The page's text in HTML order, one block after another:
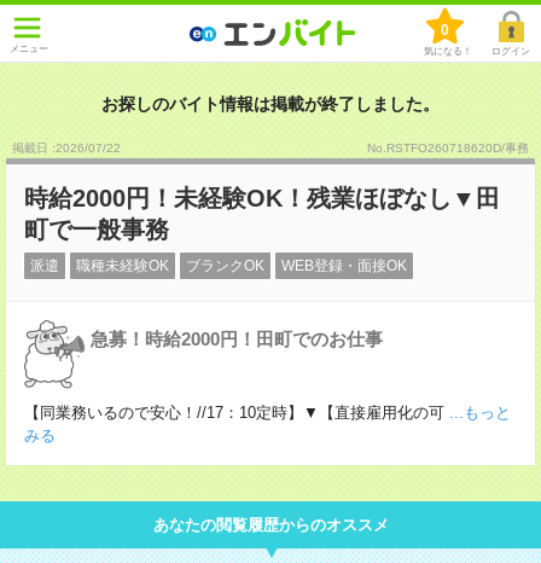
メニュー
0
気になる！ ログイン
お探しのバイト情報は掲載が終了しました。
掲載日 :2026/07/22 No.RSTFO260718620D/事務
時給2000円！未経験OK！残業ほぼなし▼田
町で一般事務
派遣 職種未経験OK ブランクOK WEB登録・面接OK
急募！時給2000円！田町でのお仕事
【同業務いるので安心！//17：10定時】▼【直接雇用化の可 ...もっと
みる
あなたの閲覧履歴からのオススメ